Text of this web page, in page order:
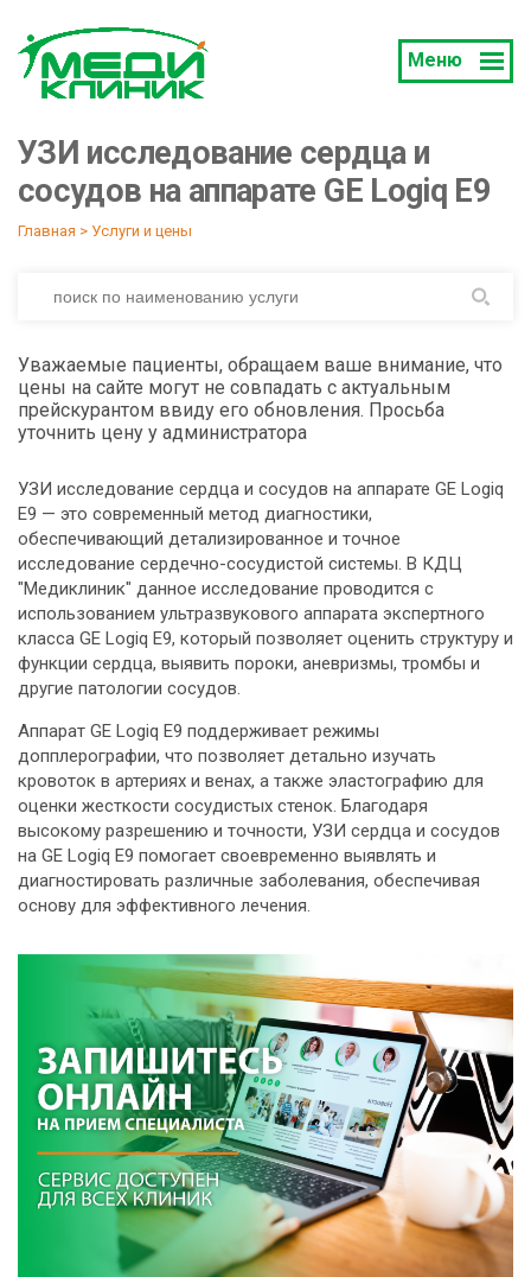
Меню
УЗИ исследование сердца и
сосудов на аппарате GE Logiq E9
Главная > Услуги и цены
Уважаемые пациенты, обращаем ваше внимание, что
цены на сайте могут не совпадать с актуальным
прейскурантом ввиду его обновления. Просьба
уточнить цену у администратора
УЗИ исследование сердца и сосудов на аппарате GE Logiq
E9 — это современный метод диагностики,
обеспечивающий детализированное и точное
исследование сердечно-сосудистой системы. В КДЦ
"Медиклиник" данное исследование проводится с
использованием ультразвукового аппарата экспертного
класса GE Logiq E9, который позволяет оценить структуру и
функции сердца, выявить пороки, аневризмы, тромбы и
другие патологии сосудов.
Аппарат GE Logiq E9 поддерживает режимы
допплерографии, что позволяет детально изучать
кровоток в артериях и венах, а также эластографию для
оценки жесткости сосудистых стенок. Благодаря
высокому разрешению и точности, УЗИ сердца и сосудов
на GE Logiq E9 помогает своевременно выявлять и
диагностировать различные заболевания, обеспечивая
основу для эффективного лечения.